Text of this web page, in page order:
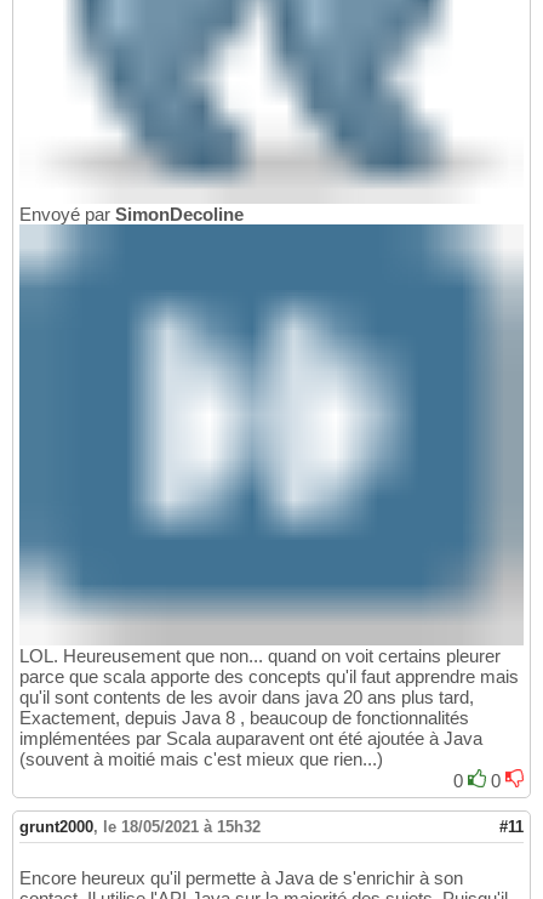
Envoyé par SimonDecoline
LOL. Heureusement que non... quand on voit certains pleurer
parce que scala apporte des concepts qu'il faut apprendre mais
qu'il sont contents de les avoir dans java 20 ans plus tard,
Exactement, depuis Java 8 , beaucoup de fonctionnalités
implémentées par Scala auparavent ont été ajoutée à Java
(souvent à moitié mais c'est mieux que rien...)
0
0
grunt2000, le 18/05/2021 à 15h32 #11
Encore heureux qu'il permette à Java de s'enrichir à son